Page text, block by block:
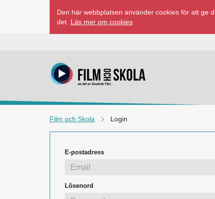
Den här webbplatsen använder cookies för att ge
det. Läs mer om cookies
Film och Skola Login
E-postadress
Lösenord